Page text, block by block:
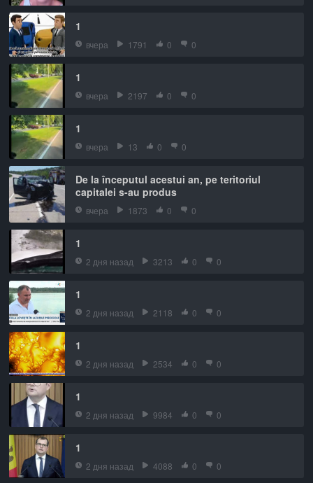
1
вчера 1791 0 0
1
вчера 2197 0 0
1
вчера 13 0 0
De la începutul acestui an, pe teritoriul
capitalei s-au produs
вчера 1873 0 0
1
2 дня назад 3213 0 0
1
2 дня назад 2118 0 0
1
2 дня назад 2534 0 0
1
2 дня назад 9984 0 0
1
2 дня назад 4088 0 0